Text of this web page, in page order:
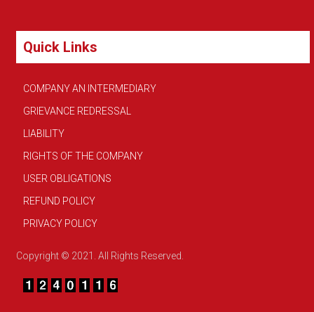
Quick Links
COMPANY AN INTERMEDIARY
GRIEVANCE REDRESSAL
LIABILITY
RIGHTS OF THE COMPANY
USER OBLIGATIONS
REFUND POLICY
PRIVACY POLICY
Copyright © 2021. All Rights Reserved.